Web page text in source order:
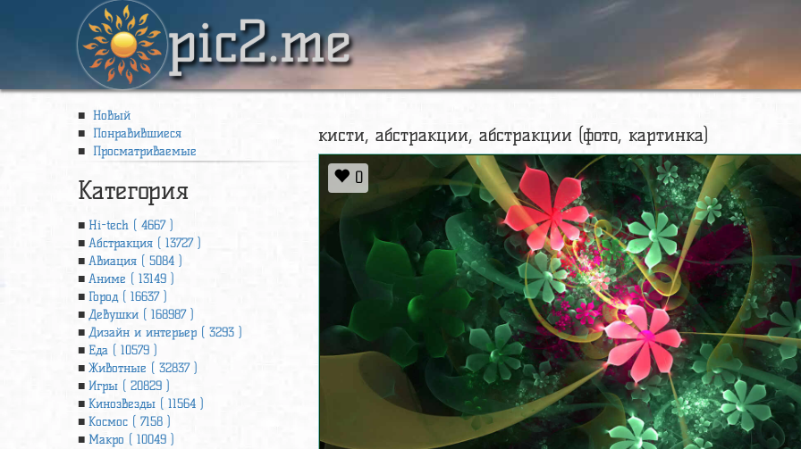
pic2.me
Новый
Понравившиеся
Просматриваемые
Категория
Hi-tech ( 4667 )
Абстракция ( 13727 )
Авиация ( 5084 )
Аниме ( 13149 )
Город ( 16637 )
Девушки ( 168987 )
Дизайн и интерьер ( 3293 )
Еда ( 10579 )
Животные ( 32837 )
Игры ( 20829 )
Кинозвезды ( 11564 )
Космос ( 7158 )
Макро ( 10049 )
кисти, абстракции, абстракции (фото, картинка)
0